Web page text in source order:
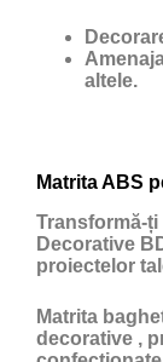
altele.
Matrita ABS
Transformă-
Decorative
proiectelor
Matrita
decorative ,